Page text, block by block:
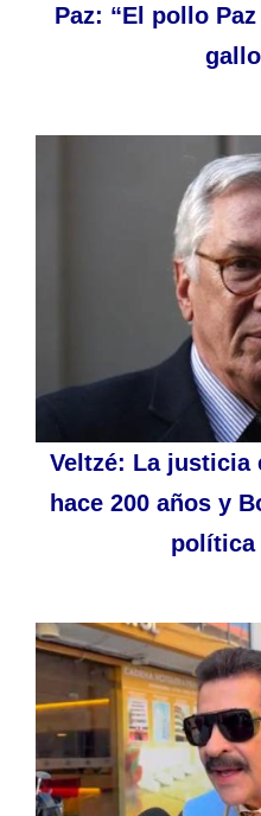
Paz: “El pollo
Veltzé: La justicia
hace 200 años y
política